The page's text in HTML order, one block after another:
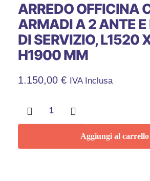
ARREDO OFFICINA
ARMADI A 2 ANTE E
DI SERVIZIO, L1520
H1900 MM
1.150,00 € IVA Inclusa
CON
2
Aggiungi al carrello